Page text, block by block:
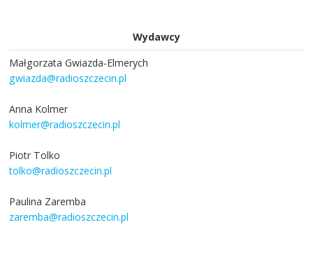
Wydawcy
Małgorzata Gwiazda-Elmerych
gwiazda@radioszczecin.pl
Anna Kolmer
kolmer@radioszczecin.pl
Piotr Tolko
tolko@radioszczecin.pl
Paulina Zaremba
zaremba@radioszczecin.pl